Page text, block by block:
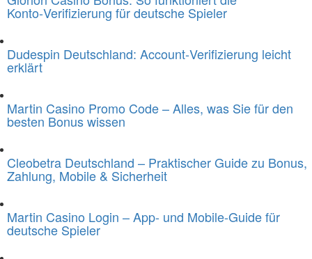
Konto‑Verifizierung für deutsche Spieler
Dudespin Deutschland: Account‑Verifizierung leicht
erklärt
Martin Casino Promo Code – Alles, was Sie für den
besten Bonus wissen
Cleobetra Deutschland – Praktischer Guide zu Bonus,
Zahlung, Mobile & Sicherheit
Martin Casino Login – App- und Mobile-Guide für
deutsche Spieler